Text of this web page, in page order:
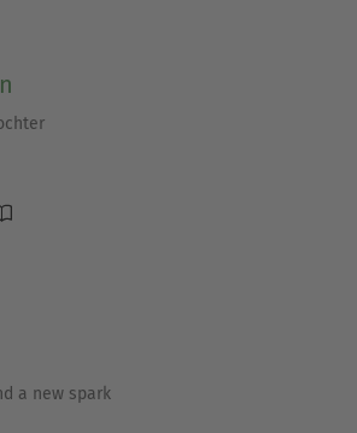
a new spark